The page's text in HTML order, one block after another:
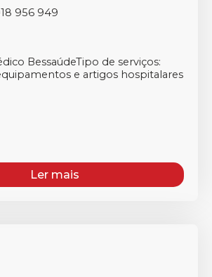
956 949
BessaúdeTipo de serviços:
e artigos hospitalares
Ler mais